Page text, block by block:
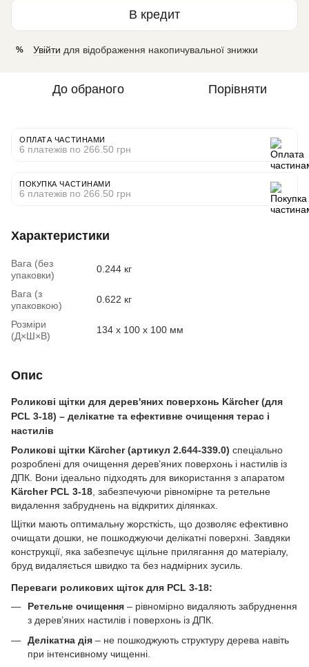
В кредит
% Увійти для відображення накопичувальної знижки
До обраного Порівняти
ОПЛАТА ЧАСТИНАМИ
6 платежів по 266.50 грн
ПОКУПКА ЧАСТИНАМИ
6 платежів по 266.50 грн
Характеристики
Вага (без
упаковки)
0.244 кг
Вага (з
упаковкою)
0.622 кг
Розміри
(Д×Ш×В)
134 x 100 x 100 мм
Опис
Роликові щітки для дерев'яних поверхонь Kärcher (для
PCL 3-18) – делікатне та ефективне очищення терас і
настилів
Роликові щітки Kärcher (артикул 2.644-339.0) спеціально
розроблені для очищення дерев’яних поверхонь і настилів із
ДПК. Вони ідеально підходять для використання з апаратом
Kärcher PCL 3-18, забезпечуючи рівномірне та ретельне
видалення забруднень на відкритих ділянках.
Щітки мають оптимальну жорсткість, що дозволяє ефективно
очищати дошки, не пошкоджуючи делікатні поверхні. Завдяки
конструкції, яка забезпечує щільне прилягання до матеріалу,
бруд видаляється швидко та без надмірних зусиль.
Переваги роликових щіток для PCL 3-18:
Ретельне очищення – рівномірно видаляють забруднення
з дерев’яних настилів і поверхонь із ДПК.
Делікатна дія – не пошкоджують структуру дерева навіть
при інтенсивному чищенні.